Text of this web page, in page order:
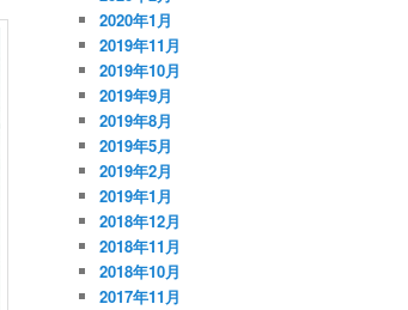
2020年1月
2019年11月
2019年10月
2019年9月
2019年8月
2019年5月
2019年2月
2019年1月
2018年12月
2018年11月
2018年10月
2017年11月